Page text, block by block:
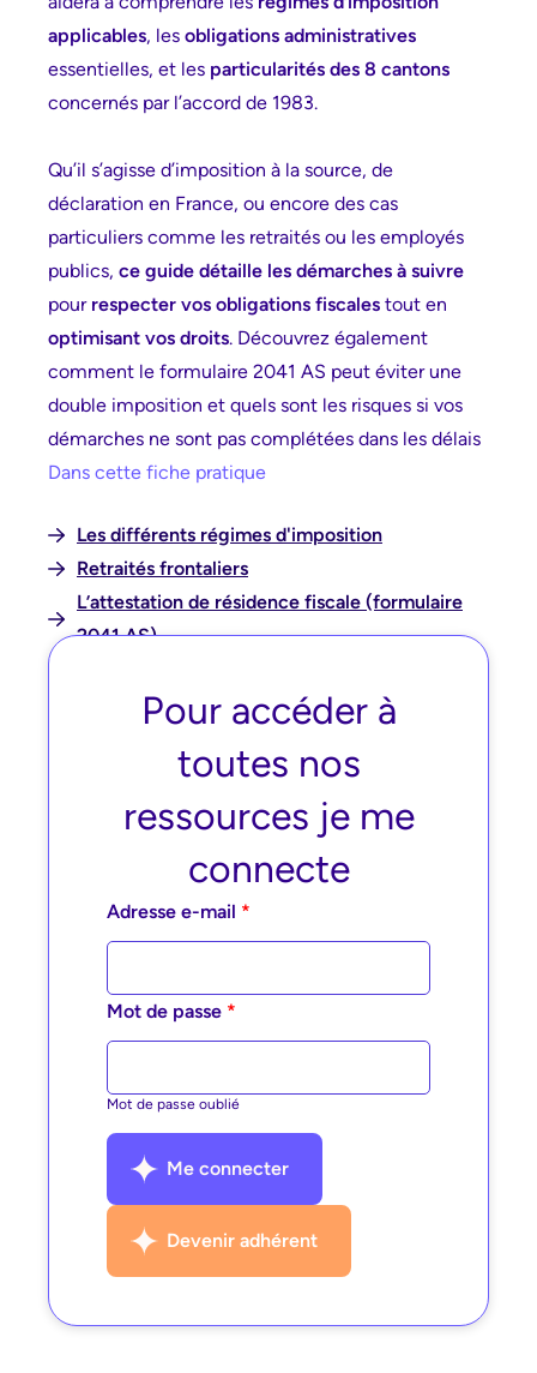
applicables, les obligations administratives
essentielles, et les particularités des 8 cantons
concernés par l’accord de 1983.
Qu’il s’agisse d’imposition à la source, de
déclaration en France, ou encore des cas
particuliers comme les retraités ou les employés
publics, ce guide détaille les démarches à suivre
pour respecter vos obligations fiscales tout en
optimisant vos droits. Découvrez également
comment le formulaire 2041 AS peut éviter une
double imposition et quels sont les risques si vos
démarches ne sont pas complétées dans les délais
Dans cette fiche pratique
Les différents régimes d'imposition
Retraités frontaliers
L’attestation de résidence fiscale (formulaire
2041 AS)
Fiscalité des frontaliers et spécificités
Pour accéder à
toutes nos
ressources je me
connecte
Adresse e-mail *
Mot de passe *
Mot de passe oublié
Me connecter
Devenir adhérent